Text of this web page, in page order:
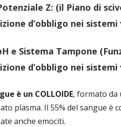
Z: (il Piano di
d’obbligo nei
e Sistema Tampone
d’obbligo nei
è un COLLOIDE, formato da
plasma. Il 55% del sangue è
anche emociti.